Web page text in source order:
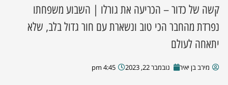
מקומית
עסקים
קשה של כדור – הכריעה את גורלו | השבוע משפחתו
נפרדת מהחבר הכי טוב ונשארת עם חור גדול בלב, שלא
יתאחה לעולם
מירב בן יאיר נובמבר 22, 2023 4:45 pm